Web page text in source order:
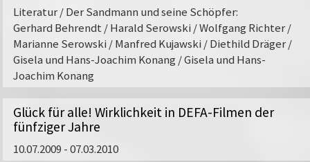
und Freund*innen werden gewürdigt. Neben
Ausstellung Arbeitsprozesse zwischen Drehbuch und
Sammlungen des Filmmuseums Potsdam bewahren
sowohl des Regisseurs als auch die seiner
Susanne Hopf und der Kostümbildnerin Sabine Greunig.
umfassen Arbeitsdrehbücher, Kostüme, Requisiten,
Eigene Sets erhalten die Dokumentarfilme sowie
Schauspiel und Oper.
Literatur / Der Sandmann und seine Schöpfer:
Gerhard Behrendt / Harald Serowski / Wolfgang Richter /
Marianne Serowski / Manfred Kujawski / Diethild Dräger /
Gisela und Hans-Joachim Konang / Gisela und Hans-
Joachim Konang
Glück für alle! Wirklichkeit in DEFA-Filmen der
fünfziger Jahre
10.07.2009 - 07.03.2010